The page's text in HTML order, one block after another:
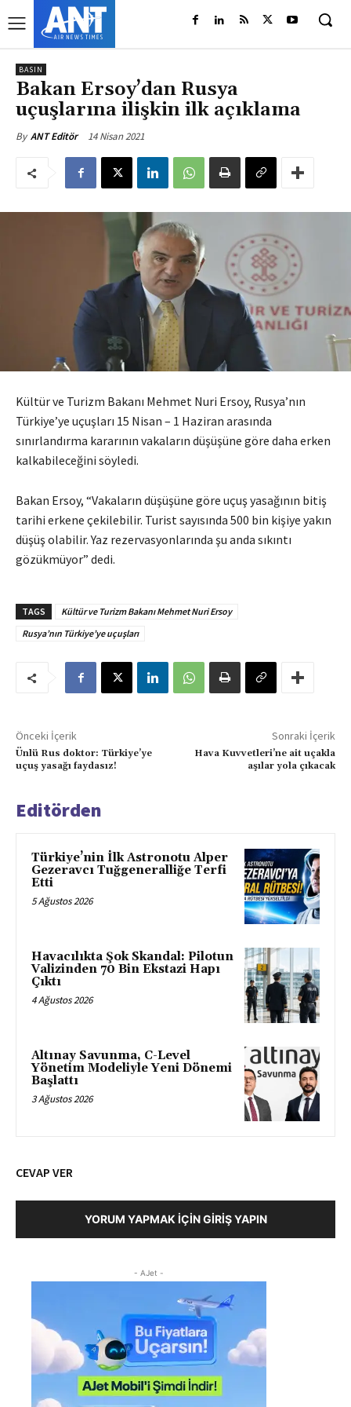
BASIN
Bakan Ersoy’dan Rusya
uçuşlarına ilişkin ilk açıklama
By ANT Editör 14 Nisan 2021
Kültür ve Turizm Bakanı Mehmet Nuri Ersoy, Rusya’nın
Türkiye’ye uçuşları 15 Nisan – 1 Haziran arasında
sınırlandırma kararının vakaların düşüşüne göre daha erken
kalkabileceğini söyledi.
Bakan Ersoy, “Vakaların düşüşüne göre uçuş yasağının bitiş
tarihi erkene çekilebilir. Turist sayısında 500 bin kişiye yakın
düşüş olabilir. Yaz rezervasyonlarında şu anda sıkıntı
gözükmüyor” dedi.
TAGS
Kültür ve Turizm Bakanı Mehmet Nuri Ersoy
Rusya’nın Türkiye’ye uçuşları
Önceki İçerik
Ünlü Rus doktor: Türkiye’ye
uçuş yasağı faydasız!
Sonraki İçerik
Hava Kuvvetleri’ne ait uçakla
aşılar yola çıkacak
Editörden
Türkiye’nin İlk Astronotu Alper
Gezeravcı Tuğgeneralliğe Terfi
Etti
5 Ağustos 2026
Havacılıkta Şok Skandal: Pilotun
Valizinden 70 Bin Ekstazi Hapı
Çıktı
4 Ağustos 2026
Altınay Savunma, C-Level
Yönetim Modeliyle Yeni Dönemi
Başlattı
3 Ağustos 2026
CEVAP VER
YORUM YAPMAK İÇIN GIRIŞ YAPIN
- AJet -